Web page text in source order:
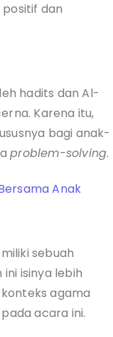
dan
hadits dan Al-
Karena itu,
bagi anak-
problem-solving.
Anak
sebuah
isinya lebih
agama
acara ini.